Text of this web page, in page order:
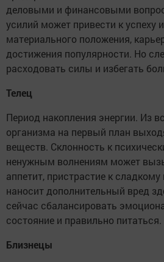
деловыми и финансовыми
усилий может привести к успеху
материального положения,
достижения популярности. Но
расходовать силы и избегать
Телец
Период накопления энергии. Из
организма на первый план
веществ. Склонность к
ненужным волнениям может
аппетит, пристрастие к
наносит дополнительный вред
сейчас сбалансировать
состояние и правильно питаться.
Близнецы